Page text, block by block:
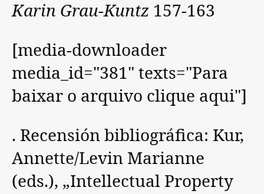
Karin Grau-Kuntz 157-163
[media-downloader
media_id="381" texts="Para
baixar o arquivo clique aqui"]
. Recensión bibliográfica: Kur,
Annette/Levin Marianne
(eds.), „Intellectual Property